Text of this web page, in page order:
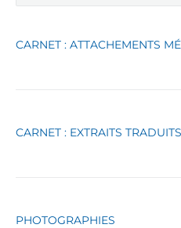
t
o
CARNET : ATTACHEMENTS
CARNET : EXTRAITS TRADUITS
PHOTOGRAPHIES